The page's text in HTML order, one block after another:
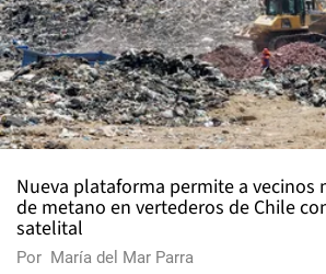
Nueva plataforma permite a vecinos
de metano en vertederos de Chile
satelital
Por María del Mar Parra